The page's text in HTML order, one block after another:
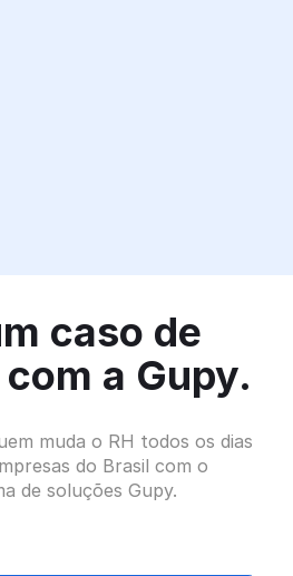
caso de
a Gupy.
muda o RH todos os dias
do Brasil com o
de soluções Gupy.